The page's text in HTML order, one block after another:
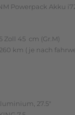
Powerpack Akku
Zoll 45 cm (Gr.M)
km ( je nach
27.5″